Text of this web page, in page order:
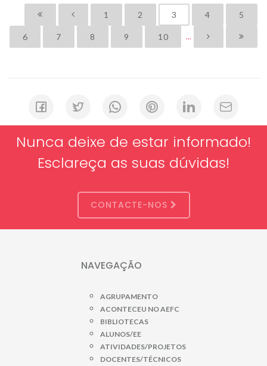
1 2 3 4 5
6 7 8 9 10 ...
Nunca deixe de estar informado!
Esclareça as suas dúvidas!
CONTACTE-NOS
NAVEGAÇÃO
AGRUPAMENTO
ACONTECEU NO AEFC
BIBLIOTECAS
ALUNOS/EE
ATIVIDADES/PROJETOS
DOCENTES/TÉCNICOS